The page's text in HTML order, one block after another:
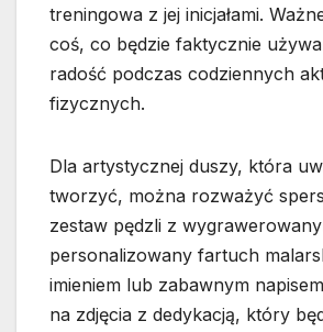
treningowa z jej inicjałami.
coś, co będzie faktycznie
radość podczas codziennych
fizycznych.
Dla artystycznej duszy, która
tworzyć, można rozważyć
zestaw pędzli z
personalizowany fartuch
imieniem lub zabawnym
na zdjęcia z dedykacją, który